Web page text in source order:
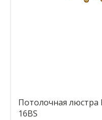
Потолочная люстра
16BS